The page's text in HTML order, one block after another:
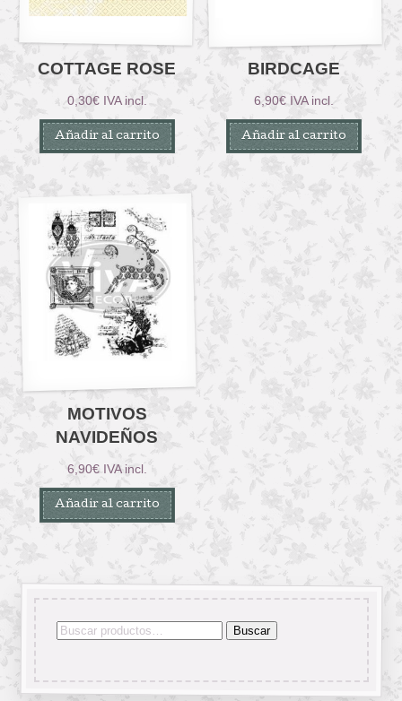
COTTAGE ROSE
0,30€ IVA incl.
Añadir al carrito
BIRDCAGE
6,90€ IVA incl.
Añadir al carrito
MOTIVOS
NAVIDEÑOS
6,90€ IVA incl.
Añadir al carrito
Buscar
Buscar